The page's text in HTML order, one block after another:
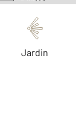
Jardin